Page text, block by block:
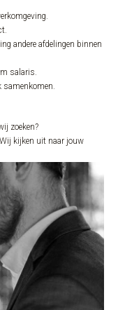
andere afdelingen binnen
salaris.
samenkomen.
zoeken?
. Wij kijken uit naar jouw